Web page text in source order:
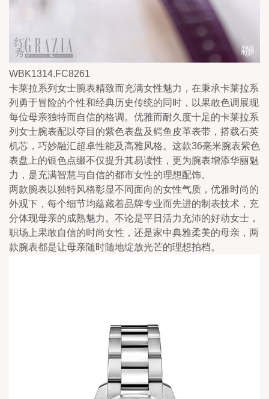
WBK1314.FC8261
卡莱拉系列女士腕表精致而充满女性魅力，在秉承卡莱拉系
列勇于冒险的个性和经典历史传统的同时，以果敢色调展现
每位母亲独特而自信的格调。优雅而耐久度十足的卡莱拉系
列女士腕表配以夺目的紫色表盘及鳄鱼皮革表带，搭载石英
机芯，巧妙融汇超卓性能及高雅风格。这款36毫米腕表紫色
表盘上的银色点缀不仅提升其易读性，更为腕表增添华丽魅
力，是充满智慧与自信的都市女性的理想配饰。
两款腕表以独特风格彰显不同面向的女性气质，优雅时尚的
外观下，每个细节均蕴藏着品牌专业而先进的制表技术，充
分体现母亲的成熟魅力。不论是平日活力充沛的好动女士，
职场上果敢自信的时尚女性，还是家中典雅柔美的母亲，两
款腕表都是让母亲随时随地绽放光芒的理想拍档。